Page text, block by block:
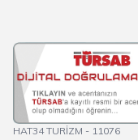
HAT34 TURİZM - 11076